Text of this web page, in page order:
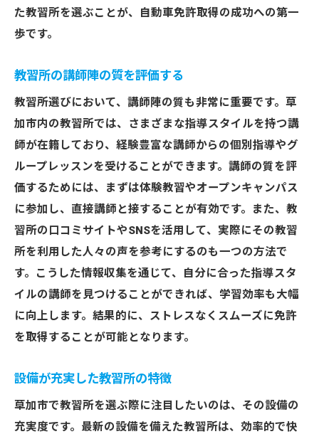
た教習所を選ぶことが、自動車免許取得の成功への第一
歩です。
教習所の講師陣の質を評価する
教習所選びにおいて、講師陣の質も非常に重要です。草
加市内の教習所では、さまざまな指導スタイルを持つ講
師が在籍しており、経験豊富な講師からの個別指導やグ
ループレッスンを受けることができます。講師の質を評
価するためには、まずは体験教習やオープンキャンパス
に参加し、直接講師と接することが有効です。また、教
習所の口コミサイトやSNSを活用して、実際にその教習
所を利用した人々の声を参考にするのも一つの方法で
す。こうした情報収集を通じて、自分に合った指導スタ
イルの講師を見つけることができれば、学習効率も大幅
に向上します。結果的に、ストレスなくスムーズに免許
を取得することが可能となります。
設備が充実した教習所の特徴
草加市で教習所を選ぶ際に注目したいのは、その設備の
充実度です。最新の設備を備えた教習所は、効率的で快